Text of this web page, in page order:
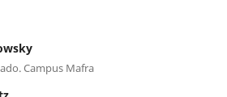
Campus Mafra